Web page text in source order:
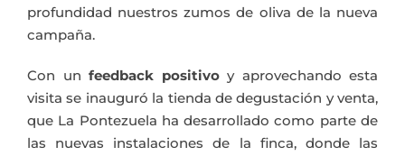
profundidad nuestros zumos de oliva de la nueva
campaña.
Con un feedback positivoy aprovechando esta
visita se inauguró la tienda de degustación y venta,
que La Pontezuela ha desarrollado como parte de
las nuevas instalaciones de la finca, donde las